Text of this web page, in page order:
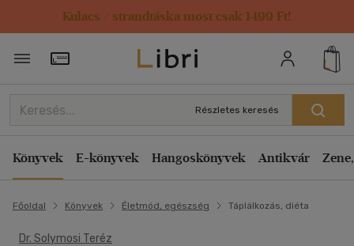
Kulacs / strandtáska most csak 1499 Ft!
Törzsvásárlói Kártya adatai
Részletes keresés
Könyvek E-könyvek Hangoskönyvek Antikvár
Főoldal Könyvek Életmód, egészség Táplálkozás, diéta
Dr. Solymosi Teréz